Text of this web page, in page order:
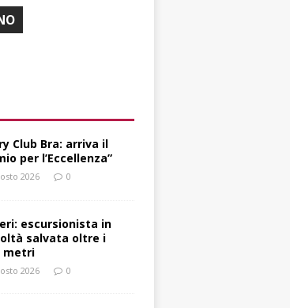
Club Bra: arriva il
per l’Eccellenza”
2026 0
escursionista in
salvata oltre i
metri
2026 0